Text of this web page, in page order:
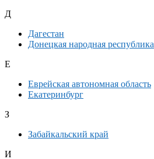
Д
Дагестан
Донецкая народная республика
Е
Еврейская автономная область
Екатеринбург
З
Забайкальский край
И